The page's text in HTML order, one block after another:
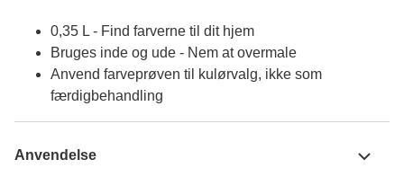
0,35 L - Find farverne til dit hjem
Bruges inde og ude - Nem at overmale
Anvend farveprøven til kulørvalg, ikke som
færdigbehandling
Anvendelse